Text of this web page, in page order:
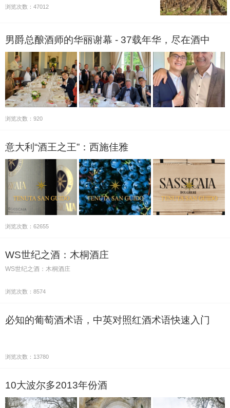
单从这一句话，就可以知道勃艮第在法国葡萄酒地图上
的重要性。勃艮第的葡萄园多不胜数，其中最重要的特
浏览次数：47012
男爵总酿酒师的华丽谢幕 - 37载年华，尽在酒中
浏览次数：920
意大利“酒王之王”：西施佳雅
浏览次数：62655
WS世纪之酒：木桐酒庄
WS世纪之酒：木桐酒庄
浏览次数：8574
必知的葡萄酒术语，中英对照红酒术语快速入门
浏览次数：13780
10大波尔多2013年份酒